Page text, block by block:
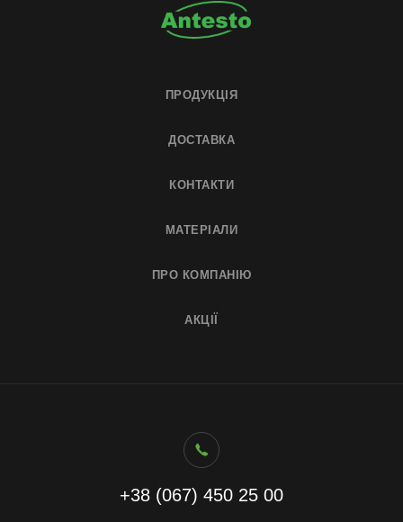
+38 (067) 450 25 00
ПРОДУКЦІЯ
МАТЕРІАЛИ
АКЦІЇ
ДОСТАВКА
ПРО КОМПАНІЮ
КОНТАКТИ